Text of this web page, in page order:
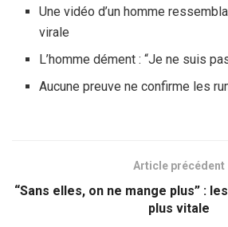
Une vidéo d’un homme
virale
L’homme dément : “Je ne suis
Aucune preuve ne confirme les
Article précédent
“Sans elles, on ne mange plus” :
plus vitale